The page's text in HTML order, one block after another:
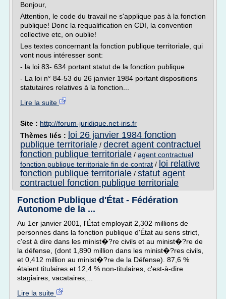
Bonjour,
Attention, le code du travail ne s'applique pas à la fonction
publique! Donc la requalification en CDI, la convention
collective etc, on oublie!
Les textes concernant la fonction publique territoriale, qui
vont nous intéresser sont:
- la loi 83- 634 portant statut de la fonction publique
- La loi n° 84-53 du 26 janvier 1984 portant dispositions
statutaires relatives à la fonction...
Lire la suite
Site : http://forum-juridique.net-iris.fr
Thèmes liés : loi 26 janvier 1984 fonction
publique territoriale / decret agent contractuel
fonction publique territoriale / agent contractuel
fonction publique territoriale fin de contrat / loi relative
fonction publique territoriale / statut agent
contractuel fonction publique territoriale
Fonction Publique d'État - Fédération
Autonome de la ...
Au 1er janvier 2001, l'État employait 2,302 millions de
personnes dans la fonction publique d'État au sens strict,
c'est à dire dans les minist�?re civils et au minist�?re de
la défense, (dont 1,890 million dans les minist�?res civils,
et 0,412 million au minist�?re de la Défense). 87,6 %
étaient titulaires et 12,4 % non-titulaires, c'est-à-dire
stagiaires, vacataires,...
Lire la suite